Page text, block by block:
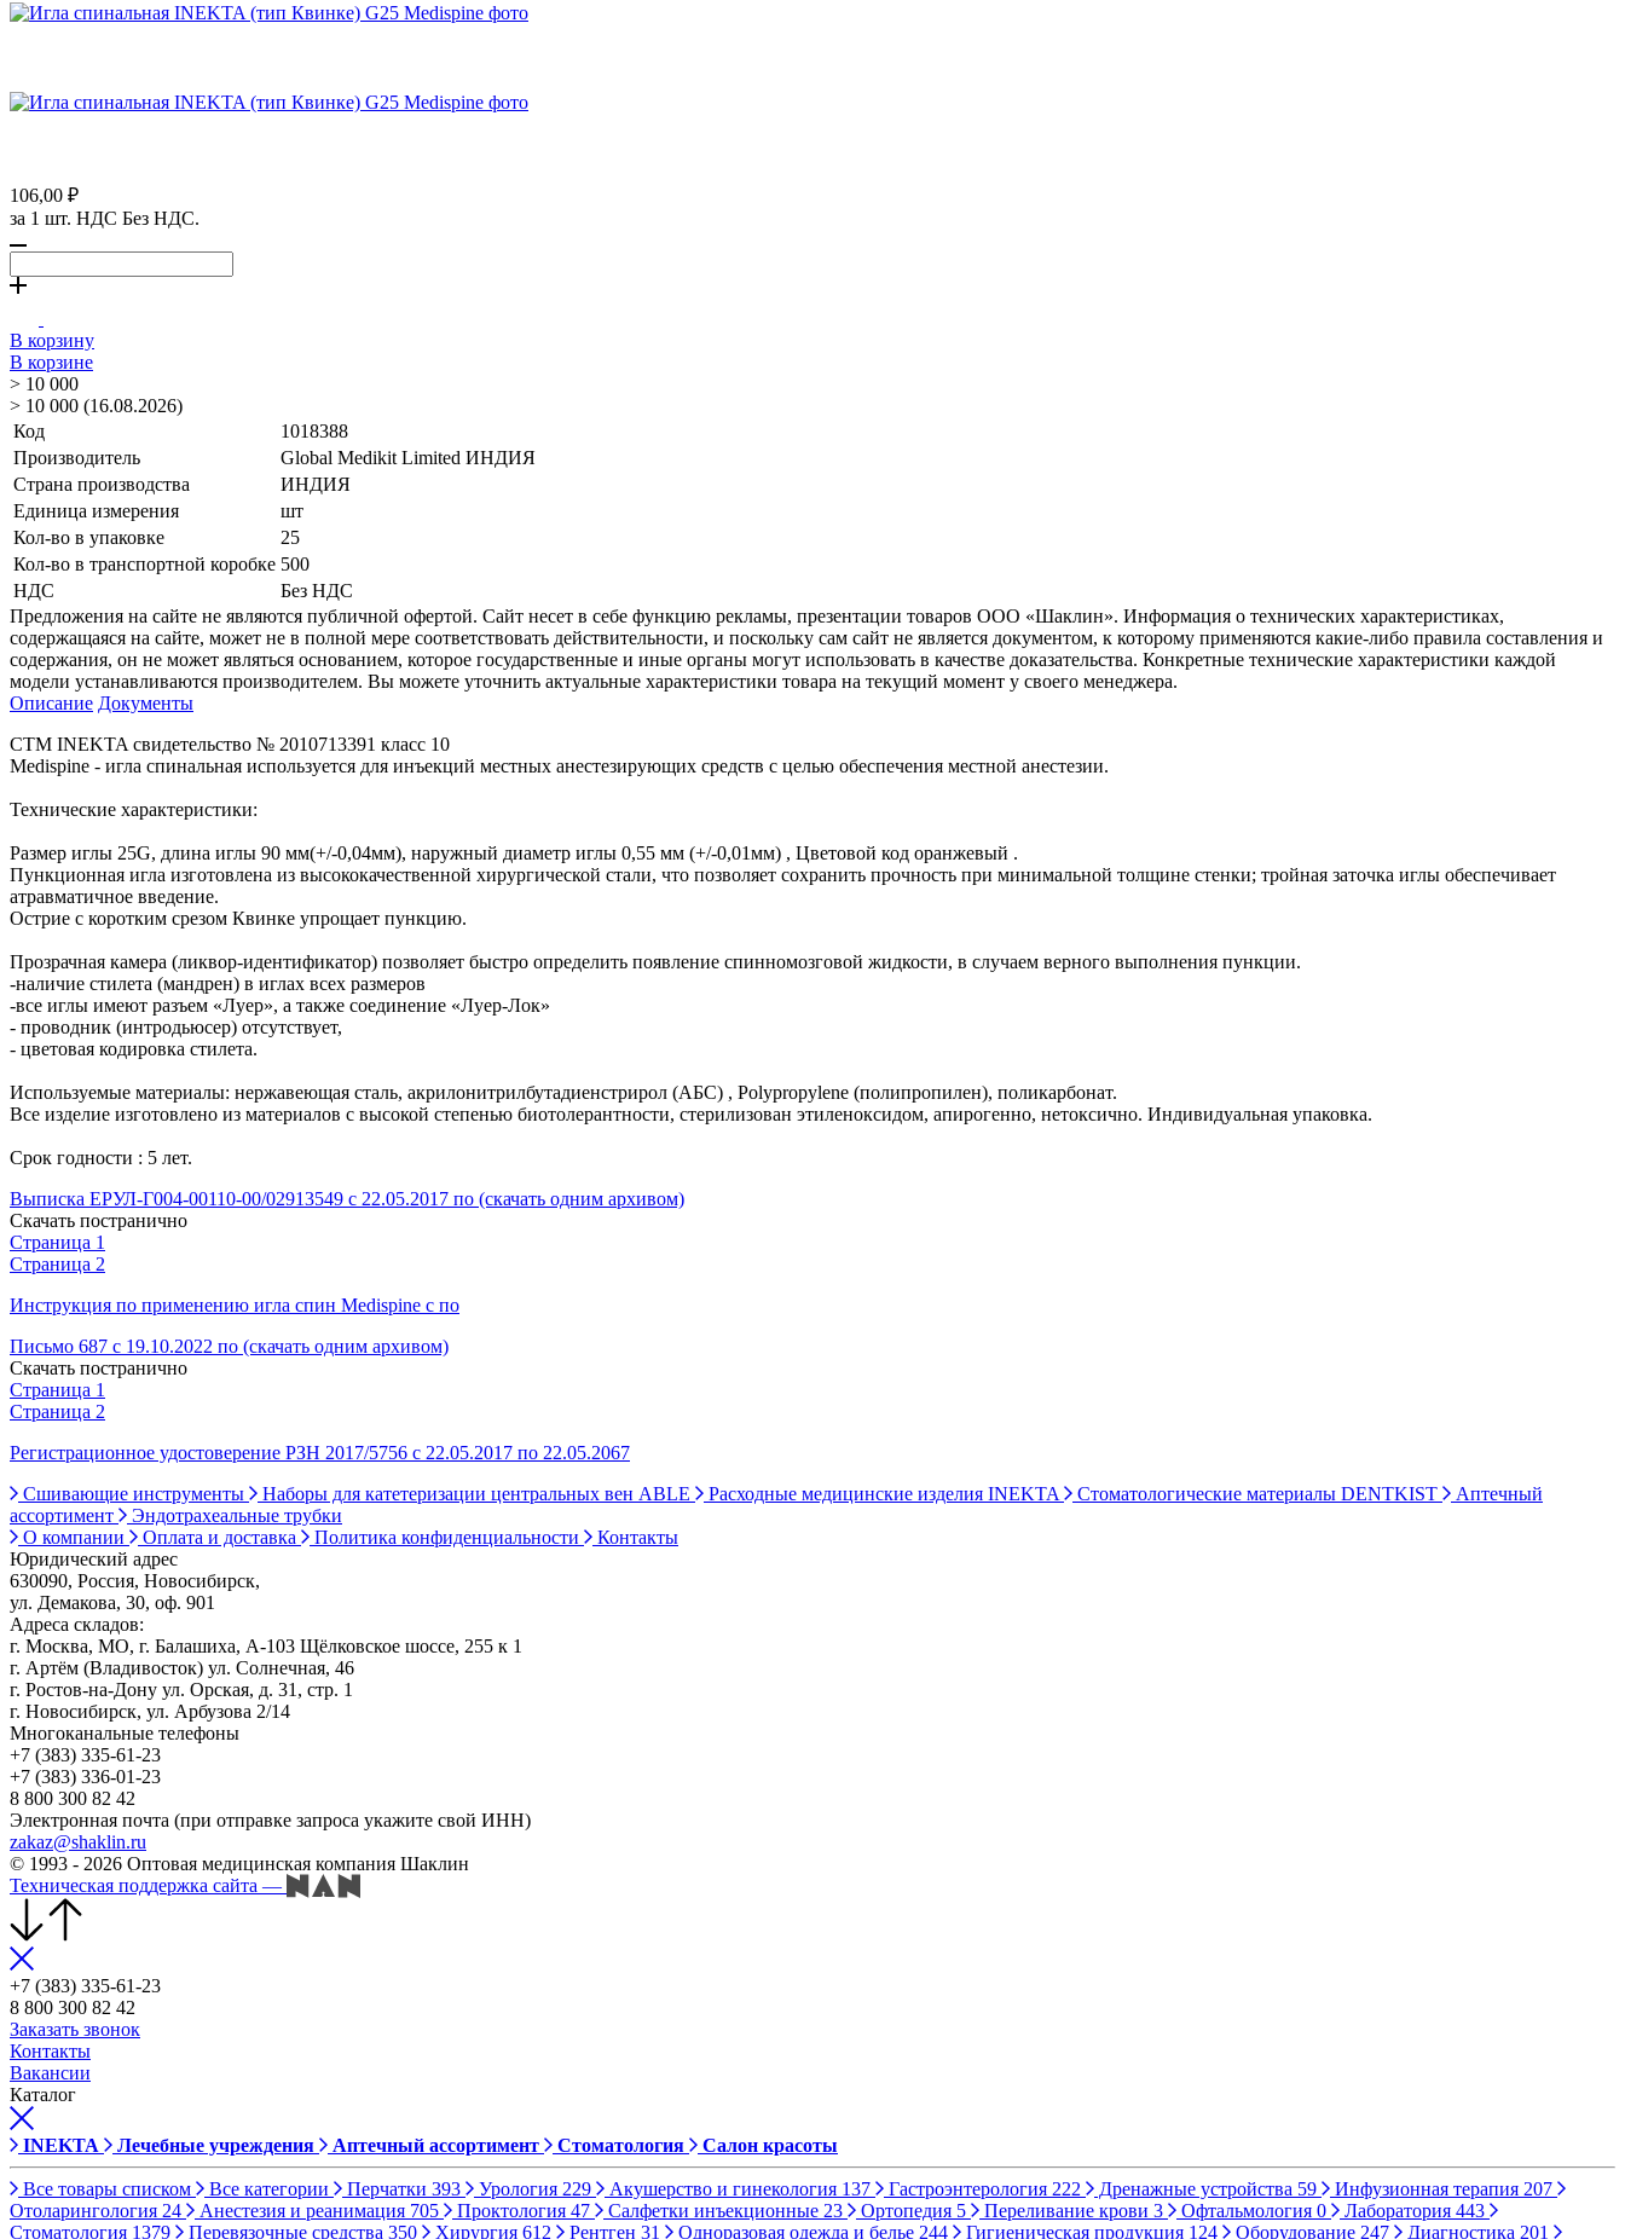
106,00 ₽
за 1 шт. НДС Без НДС.
В корзину
В корзине
> 10 000
> 10 000 (16.08.2026)
Код
1018388
Производитель
Global Medikit Limited ИНДИЯ
Страна производства
ИНДИЯ
Единица измерения
шт
Кол-во в упаковке
25
Кол-во в транспортной коробке 500
НДС
Без НДС
Предложения на сайте не являются публичной офертой. Сайт несет в себе функцию рекламы, презентации товаров ООО «Шаклин». Информация о технических характеристиках,
содержащаяся на сайте, может не в полной мере соответствовать действительности, и поскольку сам сайт не является документом, к которому применяются какие-либо правила составления и
содержания, он не может являться основанием, которое государственные и иные органы могут использовать в качестве доказательства. Конкретные технические характеристики каждой
модели устанавливаются производителем. Вы можете уточнить актуальные характеристики товара на текущий момент у своего менеджера.
Описание Документы
СТМ INEKTA свидетельство № 2010713391 класс 10
Medispine - игла спинальная используется для инъекций местных анестезирующих средств с целью обеспечения местной анестезии.
Технические характеристики:
Размер иглы 25G, длина иглы 90 мм(+/-0,04мм), наружный диаметр иглы 0,55 мм (+/-0,01мм) , Цветовой код оранжевый .
Пункционная игла изготовлена из высококачественной хирургической стали, что позволяет сохранить прочность при минимальной толщине стенки; тройная заточка иглы обеспечивает
атравматичное введение.
Острие с коротким срезом Квинке упрощает пункцию.
Прозрачная камера (ликвор-идентификатор) позволяет быстро определить появление спинномозговой жидкости, в случаем верного выполнения пункции.
-наличие стилета (мандрен) в иглах всех размеров
-все иглы имеют разъем «Луер», а также соединение «Луер-Лок»
- проводник (интродьюсер) отсутствует,
- цветовая кодировка стилета.
Используемые материалы: нержавеющая сталь, акрилонитрилбутадиенстрирол (АБС) , Polypropylene (полипропилен), поликарбонат.
Все изделие изготовлено из материалов с высокой степенью биотолерантности, стерилизован этиленоксидом, апирогенно, нетоксично. Индивидуальная упаковка.
Срок годности : 5 лет.
Выписка ЕРУЛ-Г004-00110-00/02913549 с 22.05.2017 по (скачать одним архивом)
Скачать постранично
Страница 1
Страница 2
Инструкция по применению игла спин Medispine с по
Письмо 687 с 19.10.2022 по (скачать одним архивом)
Скачать постранично
Страница 1
Страница 2
Регистрационное удостоверение РЗН 2017/5756 с 22.05.2017 по 22.05.2067
Сшивающие инструменты
Наборы для катетеризации центральных вен ABLE Расходные медицинские изделия INEKTA Стоматологические материалы DENTKIST
Аптечный
ассортимент
Эндотрахеальные трубки
О компании
Оплата и доставка Политика конфиденциальности
Контакты
Юридический адрес
630090, Россия, Новосибирск,
ул. Демакова, 30, оф. 901
Адреса складов:
г. Москва, МО, г. Балашиха, А-103 Щёлковское шоссе, 255 к 1
г. Артём (Владивосток) ул. Солнечная, 46
г. Ростов-на-Дону ул. Орская, д. 31, стр. 1
г. Новосибирск, ул. Арбузова 2/14
Многоканальные телефоны
+7 (383) 335-61-23
+7 (383) 336-01-23
8 800 300 82 42
Электронная почта (при отправке запроса укажите свой ИНН)
zakaz@shaklin.ru
© 1993 - 2026 Оптовая медицинская компания Шаклин
Техническая поддержка сайта —
+7 (383) 335-61-23
8 800 300 82 42
Заказать звонок
Контакты
Вакансии
Каталог
INEKTA Лечебные учреждения Аптечный ассортимент Стоматология Салон красоты
Все товары списком Все категории Перчатки 393 Урология 229 Акушерство и гинекология 137 Гастроэнтерология 222 Дренажные устройства 59 Инфузионная терапия 207
Отоларингология 24 Анестезия и реанимация 705 Проктология 47 Салфетки инъекционные 23 Ортопедия 5 Переливание крови 3 Офтальмология 0 Лаборатория 443
Стоматология 1379 Перевязочные средства 350 Хирургия 612 Рентген 31 Одноразовая одежда и белье 244 Гигиеническая продукция 124 Оборудование 247 Диагностика 201